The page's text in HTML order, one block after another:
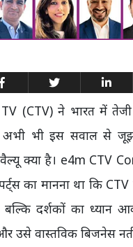
(CTV) ने भारत में तेजी
अभी भी इस सवाल से
क्या है। e4m CTV
का मानना था कि
दर्शकों का ध्यान
उसे वास्तविक बिजनेस